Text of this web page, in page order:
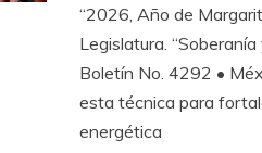
“2026, Año de
Legislatura. “Soberanía
Boletín No. 4292 •
esta técnica para
energética